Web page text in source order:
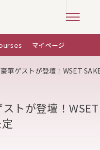
マイページ
豪華ゲストが登壇！WSET
トが登壇！WSET